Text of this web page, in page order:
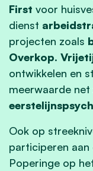
First voor
dienst
projecten zoals
Overkop.
ontwikkelen en
meerwaarde net
Ook op
participeren aan
Poperinge op